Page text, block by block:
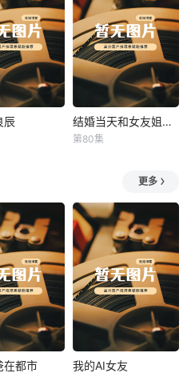
良辰
辰 结婚当天和女友姐姐一起穿越了 结婚当天和女友姐姐一起穿越了
第80集
更多
在都市 热播
我的AI女友